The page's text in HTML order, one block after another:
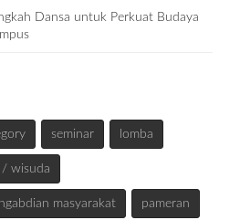
Dansa untuk Perkuat Budaya
seminar lomba
wisuda
masyarakat pameran